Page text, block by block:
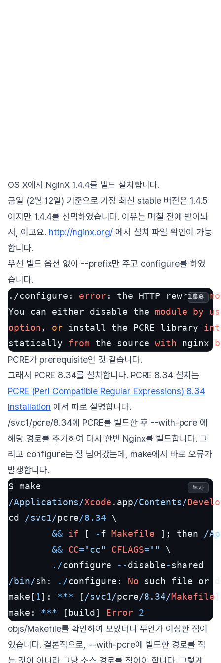
OS X에서 NginX 1.4.4를 빌드 설치합니다.
금일 (2월 12일) 기준으로 가장 최신 stable 버전은 1.4.5
이지만 1.4.4를 선택하였습니다. 이유는 며칠 전에 받아놔
서, 이고요. http://nginx.org/ 에서 설치 파일 확인이 가능
합니다.
우선 빌드 옵션 없이 --prefix만 주고 configure를 하였
습니다.
./configure: error: the HTTP rewrite
You can either disable the module by
option , or install the PCRE library
statically from the source with nginx
복사
PCRE가 prerequisite인 것 같습니다.
그래서 PCRE 8.34를 설치합니다. PCRE 8.34 설치는
PCRE (Perl Compatible Regular Expressions) 8.34
Installation 에서 따로 설명합니다.
/svc1/pcre/8.34에 PCRE를 빌드한 후 --with-pcre 에
해당 경로를 추가하여 다시 한번 Nginx를 빌드합니다. 그
리고 configure는 잘 넘어갔는데, make에서 바로 오류가
발생합니다.
/Applications/Xcode .app/Contents/
cd /svc1/pcre/8.34 \
&& if [ -f Makefile ]; then /
&& CC="cc" CFLAGS=""
\
./configure --disable-
/bin/sh: ./configure: No such file or
make[ 1]: *** [ /svc1/pcre/8.34/Makefile
make: *** [build] Error 2
복사
objs/Makefile를 확인하여 보았더니 무언가 이상한 점이
있습니다. 결론적으로, --with-pcre에 빌드한 경로를 적
는 것이 아니라 그냥 소스 경로를 적어야 합니다. 그렇게